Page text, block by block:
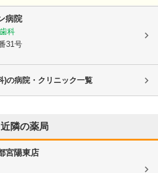
病院
科
31号
)の病院・クリニック一覧
近隣の薬局
宮陽東店